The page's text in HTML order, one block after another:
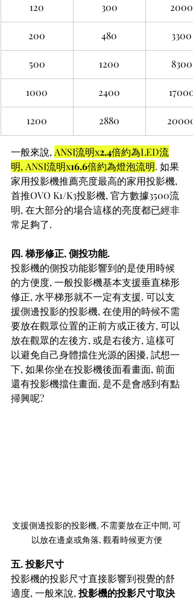
120 300 2000
200 480 3300
500 1200 8300
1000 2400 17000
1200 2880 20000
一般來說, ANSI流明x2.4倍約為LED流
明, ANSI流明x16.6倍約為燈泡流明. 如果
家用投影機推薦亮度最高的家用投影機,
首推OVO K1/K3投影機, 官方數據3500流
明, 在大部分的場合這樣的亮度都已經非
常足夠了.
四. 梯形修正, 側投功能.
投影機的側投功能影響到的是使用時候
的方便度, 一般投影機基本支援垂直梯形
修正, 水平梯形就不一定有支援. 可以支
援側邊投影的投影機, 在使用的時候不需
要放在觀眾位置的正前方或正後方, 可以
放在觀眾的左後方, 或是右後方, 這樣可
以避免自己身體擋住光源的困擾, 試想一
下, 如果你坐在投影機後面看畫面, 前面
還有投影機擋住畫面, 是不是會感到有點
掃興呢?
支援側邊投影的投影機, 不需要放在正中間, 可
以放在邊桌或角落, 觀看時候更方便
五. 投影尺寸
投影機的投影尺寸直接影響到視覺的舒
適度, 一般來說, 投影機的投影尺寸取決